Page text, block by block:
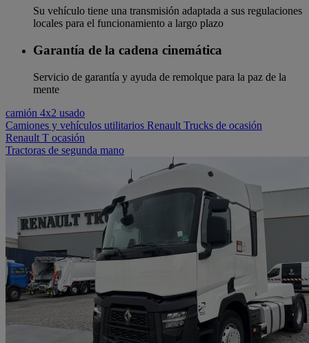
Su vehículo tiene una transmisión adaptada a sus regulaciones
locales para el funcionamiento a largo plazo
Garantía de la cadena cinemática
Servicio de garantía y ayuda de remolque para la paz de la
mente
camión 4x2 usado
Camiones y vehículos utilitarios Renault Trucks de ocasión
Renault T ocasión
Tractoras de segunda mano